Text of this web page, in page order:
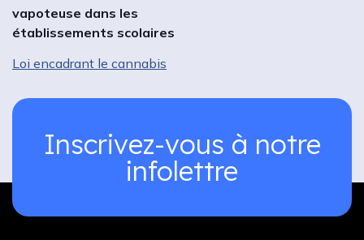
vapoteuse dans les
établissements scolaires
Loi encadrant le cannabis
Inscrivez-vous à notre
infolettre